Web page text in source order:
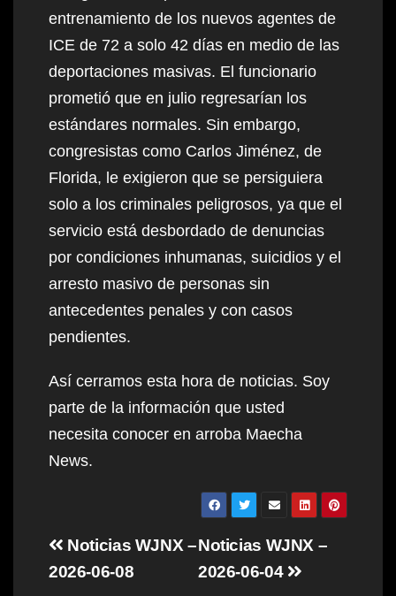
entrenamiento de los nuevos agentes de
ICE de 72 a solo 42 días en medio de las
deportaciones masivas. El funcionario
prometió que en julio regresarían los
estándares normales. Sin embargo,
congresistas como Carlos Jiménez, de
Florida, le exigieron que se persiguiera
solo a los criminales peligrosos, ya que el
servicio está desbordado de denuncias
por condiciones inhumanas, suicidios y el
arresto masivo de personas sin
antecedentes penales y con casos
pendientes.
Así cerramos esta hora de noticias. Soy
parte de la información que usted
necesita conocer en arroba Maecha
News.
Post
navigation
Noticias WJNX –
2026-06-04
Noticias WJNX –
2026-06-08